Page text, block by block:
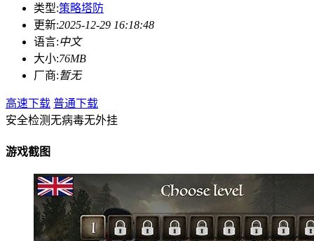
类型:策略塔防
更新:2025-12-29 16:18:48
语言:中文
大小:76MB
厂商:暂无
高速下载 普通下载
安全检测无病毒无外挂
游戏截图